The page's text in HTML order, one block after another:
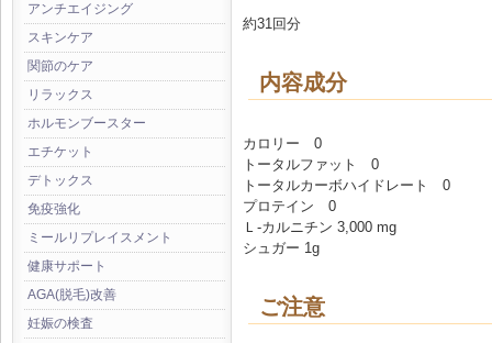
アンチエイジング
スキンケア
関節のケア
リラックス
ホルモンブースター
エチケット
デトックス
免疫強化
ミールリプレイスメント
健康サポート
AGA(脱毛)改善
妊娠の検査
約31回分
内容成分
カロリー 0
トータルファット 0
トータルカーボハイドレート 0
プロテイン 0
Ｌ-カルニチン 3,000 mg
シュガー 1g
ご注意